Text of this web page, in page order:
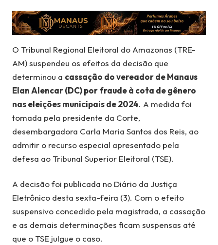
O Tribunal Regional Eleitoral do Amazonas (TRE-
AM) suspendeu os efeitos da decisão que
determinou a cassação do vereador de Manaus
Elan Alencar (DC) por fraude à cota de gênero
nas eleições municipais de 2024. A medida foi
tomada pela presidente da Corte,
desembargadora Carla Maria Santos dos Reis, ao
admitir o recurso especial apresentado pela
defesa ao Tribunal Superior Eleitoral (TSE).
A decisão foi publicada no Diário da Justiça
Eletrônico desta sexta-feira (3). Com o efeito
suspensivo concedido pela magistrada, a cassação
e as demais determinações ficam suspensas até
que o TSE julgue o caso.